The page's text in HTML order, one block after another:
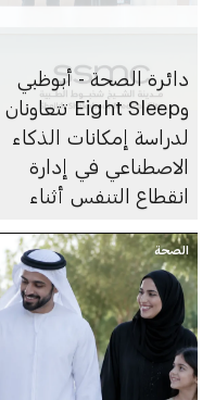
دائرة الصحة - أبوظبي
وEight Sleep تتعاونان
لدراسة إمكانات الذكاء
الاصطناعي في إدارة
انقطاع التنفس أثناء
الصحة